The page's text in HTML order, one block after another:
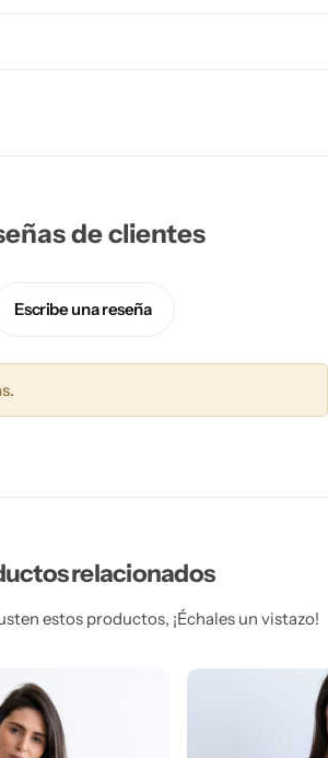
de clientes
Escribe una reseña
relacionados
estos productos, ¡Échales un vistazo!